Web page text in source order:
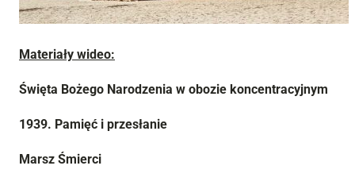
Materiały wideo:
Święta Bożego Narodzenia w obozie koncentracyjnym
1939. Pamięć i przesłanie
Marsz Śmierci